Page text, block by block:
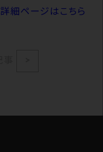
詳細ページはこちら